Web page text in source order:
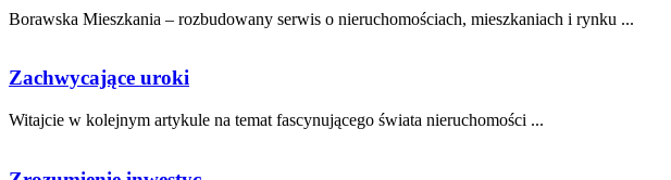
Borawska Mieszkania – rozbudowany serwis o nieruchomościach, mieszkaniach i rynku ...
Zachwycające uroki
Witajcie w kolejnym‍ artykule na ⁣temat fascynującego świata nieruchomości ...